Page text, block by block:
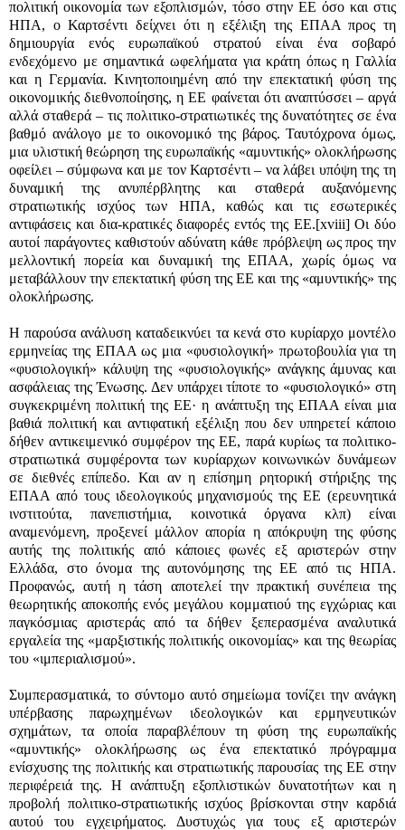
πολιτική οικονομία των εξοπλισμών, τόσο στην ΕΕ όσο και στις
ΗΠΑ, ο Καρτσέντι δείχνει ότι η εξέλιξη της ΕΠΑΑ προς τη
δημιουργία ενός ευρωπαϊκού στρατού είναι ένα σοβαρό
ενδεχόμενο με σημαντικά ωφελήματα για κράτη όπως η Γαλλία
και η Γερμανία. Κινητοποιημένη από την επεκτατική φύση της
οικονομικής διεθνοποίησης, η ΕΕ φαίνεται ότι αναπτύσσει – αργά
αλλά σταθερά – τις πολιτικο-στρατιωτικές της δυνατότητες σε ένα
βαθμό ανάλογο με το οικονομικό της βάρος. Ταυτόχρονα όμως,
μια υλιστική θεώρηση της ευρωπαϊκής «αμυντικής» ολοκλήρωσης
οφείλει – σύμφωνα και με τον Καρτσέντι – να λάβει υπόψη της τη
δυναμική της ανυπέρβλητης και σταθερά αυξανόμενης
στρατιωτικής ισχύος των ΗΠΑ, καθώς και τις εσωτερικές
αντιφάσεις και δια-κρατικές διαφορές εντός της ΕΕ.[xviii]Οι δύο
αυτοί παράγοντες καθιστούν αδύνατη κάθε πρόβλεψη ως προς την
μελλοντική πορεία και δυναμική της ΕΠΑΑ, χωρίς όμως να
μεταβάλλουν την επεκτατική φύση της ΕΕ και της «αμυντικής» της
ολοκλήρωσης.
Η παρούσα ανάλυση καταδεικνύει τα κενά στο κυρίαρχο μοντέλο
ερμηνείας της ΕΠΑΑ ως μια «φυσιολογική» πρωτοβουλία για τη
«φυσιολογική» κάλυψη της «φυσιολογικής» ανάγκης άμυνας και
ασφάλειας της Ένωσης. Δεν υπάρχει τίποτε το «φυσιολογικό» στη
συγκεκριμένη πολιτική της ΕΕ· η ανάπτυξη της ΕΠΑΑ είναι μια
βαθιά πολιτική και αντιφατική εξέλιξη που δεν υπηρετεί κάποιο
δήθεν αντικειμενικό συμφέρον της ΕΕ, παρά κυρίως τα πολιτικο-
στρατιωτικά συμφέροντα των κυρίαρχων κοινωνικών δυνάμεων
σε διεθνές επίπεδο. Και αν η επίσημη ρητορική στήριξης της
ΕΠΑΑ από τους ιδεολογικούς μηχανισμούς της ΕΕ (ερευνητικά
ινστιτούτα, πανεπιστήμια, κοινοτικά όργανα κλπ) είναι
αναμενόμενη, προξενεί μάλλον απορία η απόκρυψη της φύσης
αυτής της πολιτικής από κάποιες φωνές εξ αριστερών στην
Ελλάδα, στο όνομα της αυτονόμησης της ΕΕ από τις ΗΠΑ.
Προφανώς, αυτή η τάση αποτελεί την πρακτική συνέπεια της
θεωρητικής αποκοπής ενός μεγάλου κομματιού της εγχώριας και
παγκόσμιας αριστεράς από τα δήθεν ξεπερασμένα αναλυτικά
εργαλεία της «μαρξιστικής πολιτικής οικονομίας» και της θεωρίας
του «ιμπεριαλισμού».
Συμπερασματικά, το σύντομο αυτό σημείωμα τονίζει την ανάγκη
υπέρβασης παρωχημένων ιδεολογικών και ερμηνευτικών
σχημάτων, τα οποία παραβλέπουν τη φύση της ευρωπαϊκής
«αμυντικής» ολοκλήρωσης ως ένα επεκτατικό πρόγραμμα
ενίσχυσης της πολιτικής και στρατιωτικής παρουσίας της ΕΕ στην
περιφέρειά της. Η ανάπτυξη εξοπλιστικών δυνατοτήτων και η
προβολή πολιτικο-στρατιωτικής ισχύος βρίσκονται στην καρδιά
αυτού του εγχειρήματος. Δυστυχώς για τους εξ αριστερών